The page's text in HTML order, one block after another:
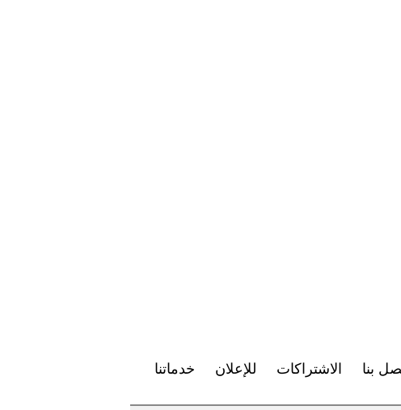
بنا الاشتراكات للإعلان خدماتنا